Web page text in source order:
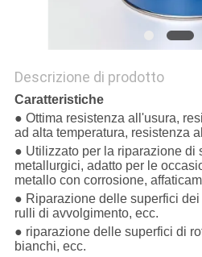
Descrizione di prodotto
Caratteristiche
● Ottima resistenza all'usura,
ad alta temperatura, resistenza
● Utilizzato per la riparazione di
metallurgici, adatto per le
metallo con corrosione,
● Riparazione delle superfici
rulli di avvolgimento, ecc.
● riparazione delle superfici di
bianchi, ecc.